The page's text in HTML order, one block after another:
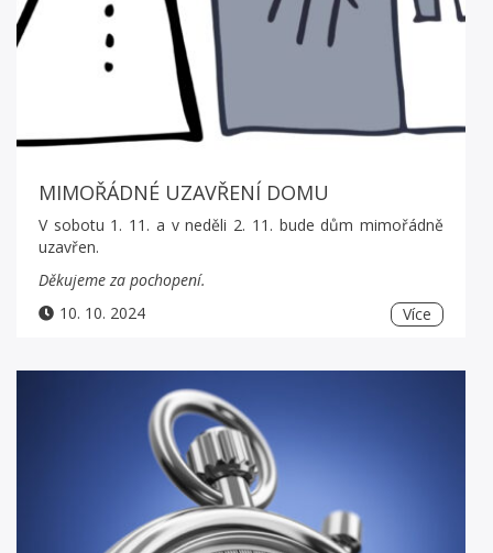
MIMOŘÁDNÉ UZAVŘENÍ DOMU
V sobotu 1. 11. a v neděli 2. 11. bude dům mimořádně
uzavřen.
Děkujeme za pochopení.
10. 10. 2024
Více